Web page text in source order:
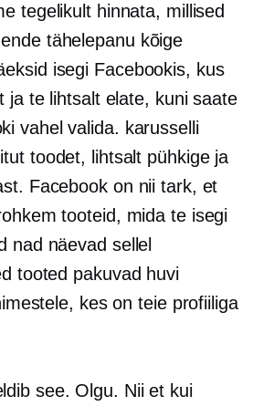
tegelikult hinnata, millised
tähelepanu kõige
isegi Facebookis, kus
ja te lihtsalt elate, kuni saate
vahel valida. karusselli
toodet, lihtsalt pühkige ja
Facebook on nii tark, et
tooteid, mida te isegi
nad näevad sellel
tooted pakuvad huvi
kes on teie profiiliga
see. Olgu. Nii et kui